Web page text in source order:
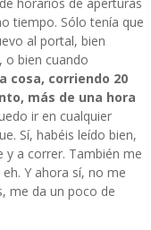
tiempo. Sólo tenía que
al portal, bien
o bien cuando
cosa, corriendo 20
más de una hora
ir en cualquier
Sí, habéis leído bien,
y a correr. También me
Y ahora sí, no me
me da un poco de